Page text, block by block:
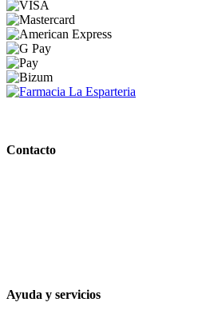
Contacto
Ayuda y servicios